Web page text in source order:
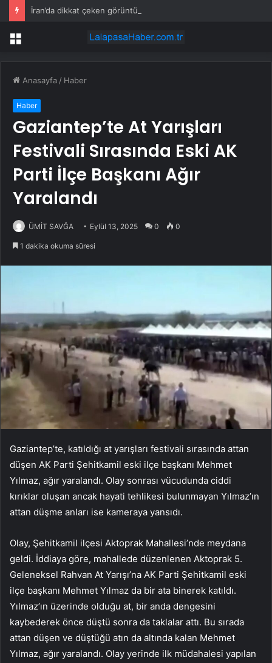
Menü
Anasayfa / Haber
Haber
Gaziantep’te At Yarışları
Festivali Sırasında Eski AK
Parti İlçe Başkanı Ağır
Yaralandı
ÜMİT SAVĞA Eylül 13, 2025 0 0
1 dakika okuma süresi
Gaziantep’te, katıldığı at yarışları festivali sırasında attan
düşen AK Parti Şehitkamil eski ilçe başkanı Mehmet
Yılmaz, ağır yaralandı. Olay sonrası vücudunda ciddi
kırıklar oluşan ancak hayati tehlikesi bulunmayan Yılmaz’ın
attan düşme anları ise kameraya yansıdı.
Olay, Şehitkamil ilçesi Aktoprak Mahallesi’nde meydana
geldi. İddiaya göre, mahallede düzenlenen Aktoprak 5.
Geleneksel Rahvan At Yarışı’na AK Parti Şehitkamil eski
ilçe başkanı Mehmet Yılmaz da bir ata binerek katıldı.
Yılmaz’ın üzerinde olduğu at, bir anda dengesini
kaybederek önce düştü sonra da taklalar attı. Bu sırada
attan düşen ve düştüğü atın da altında kalan Mehmet
Yılmaz, ağır yaralandı. Olay yerinde ilk müdahalesi yapılan